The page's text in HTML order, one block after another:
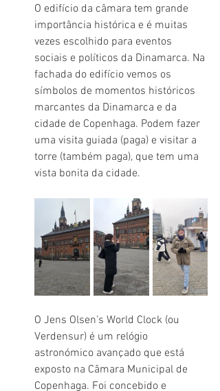
O edifício da câmara tem grande
importância histórica e é muitas
vezes escolhido para eventos
sociais e políticos da Dinamarca. Na
fachada do edifício vemos os
símbolos de momentos históricos
marcantes da Dinamarca e da
cidade de Copenhaga. Podem fazer
uma visita guiada (paga) e visitar a
torre (também paga), que tem uma
vista bonita da cidade.
O Jens Olsen's World Clock (ou
Verdensur) é um relógio
astronómico avançado que está
exposto na Câmara Municipal de
Copenhaga. Foi concebido e